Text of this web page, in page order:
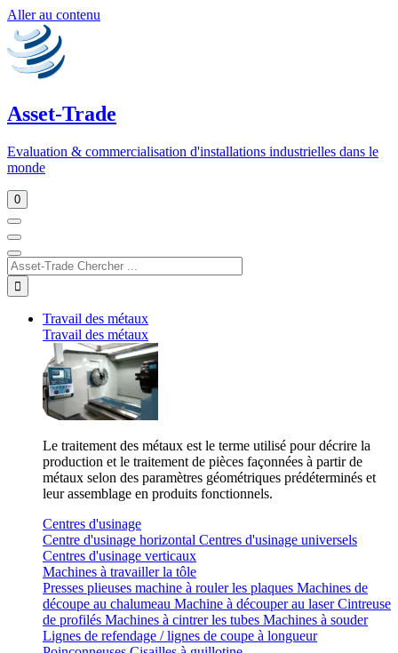
Aller au contenu
Asset-Trade
Evaluation & commercialisation d'installations industrielles dans le
monde
0
Travail des métaux
Travail des métaux
Le traitement des métaux est le terme utilisé pour décrire la
production et le traitement de pièces façonnées à partir de
métaux selon des paramètres géométriques prédéterminés et
leur assemblage en produits fonctionnels.
Centres d'usinage
Centre d'usinage horizontal Centres d'usinage universels
Centres d'usinage verticaux
Machines à travailler la tôle
Presses plieuses machine à rouler les plaques Machines de
découpe au chalumeau Machine à découper au laserCintreuse
de profilés Machines à cintrer les tubes Machines à souder
Lignes de refendage / lignes de coupe à longueur